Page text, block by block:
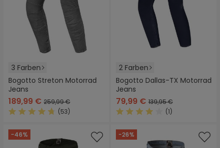
3 Farben
Bogotto Streton Motorrad
Jeans
189,99 € 259,99 €
(53)
2 Farben
Bogotto Dallas-TX Motorrad
Jeans
79,99 € 139,95 €
(1)
-46% -26%